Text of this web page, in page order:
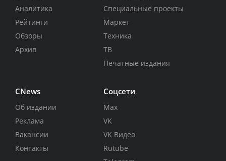
Аналитика
Рейтинги
Обзоры
Архив
Специальные проекты
Маркет
Техника
ТВ
Печатные издания
CNews
Об издании
Реклама
Вакансии
Контакты
Соцсети
Max
VK
VK Видео
Rutube